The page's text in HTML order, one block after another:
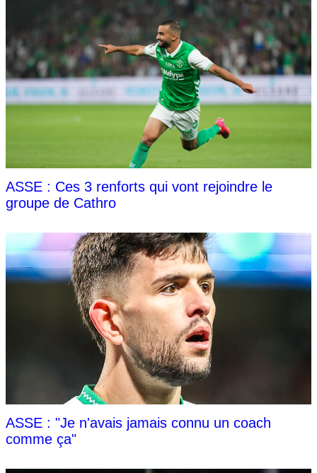
ASSE : Ces 3 renforts qui vont rejoindre le
groupe de Cathro
ASSE : "Je n'avais jamais connu un coach
comme ça"